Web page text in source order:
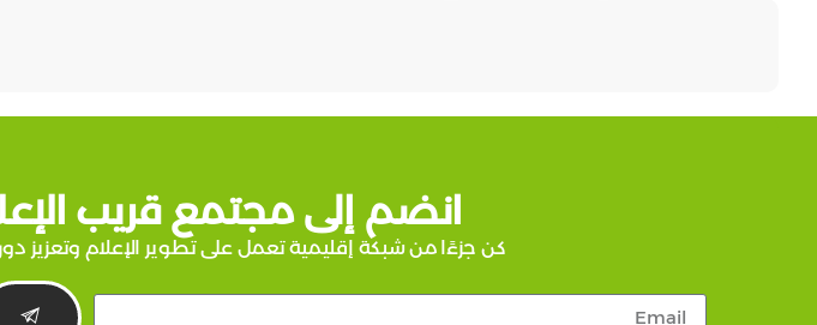
انضم إلى مجتمع قريب
كن جزءًا من شبكة إقليمية تعمل على تطوير الإعلام وتعزيز